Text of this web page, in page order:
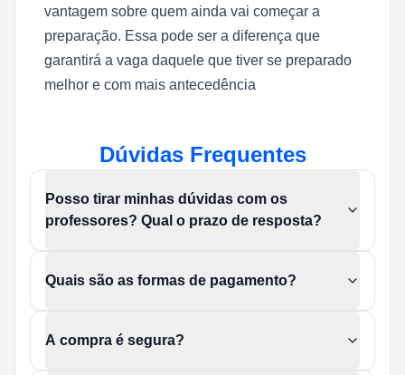
vantagem sobre quem ainda vai começar a
preparação. Essa pode ser a diferença que
garantirá a vaga daquele que tiver se preparado
melhor e com mais antecedência
Dúvidas Frequentes
Posso tirar minhas dúvidas com os
professores? Qual o prazo de resposta?
Quais são as formas de pagamento?
A compra é segura?